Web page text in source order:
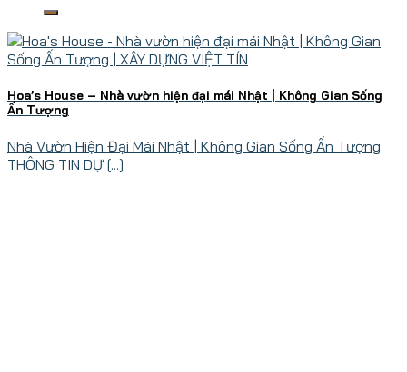
Hoa’s House – Nhà vườn hiện đại mái Nhật | Không Gian Sống
Ấn Tượng
Nhà Vườn Hiện Đại Mái Nhật | Không Gian Sống Ấn Tượng
THÔNG TIN DỰ [...]